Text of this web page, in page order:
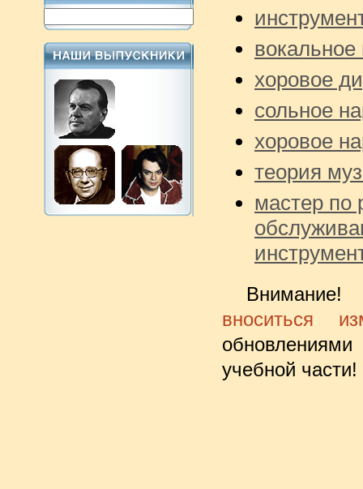
вокальное
хоровое
сольное
хоровое
теория
мастер по
вноситься
учебной части!